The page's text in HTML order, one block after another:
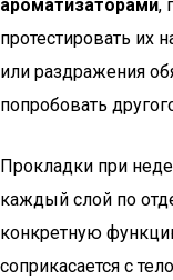
ароматизаторами,
протестировать их
или раздражения
попробовать
Прокладки при
каждый слой по
конкретную
соприкасается с